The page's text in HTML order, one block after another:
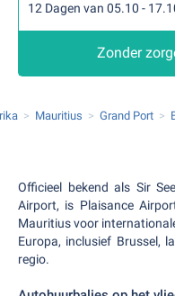
12 Dagen van 05.10 -
Zonder
Mauritius Grand Port
Officieel bekend als Sir
Airport, is Plaisance
Mauritius voor
Europa, inclusief Brussel,
regio.